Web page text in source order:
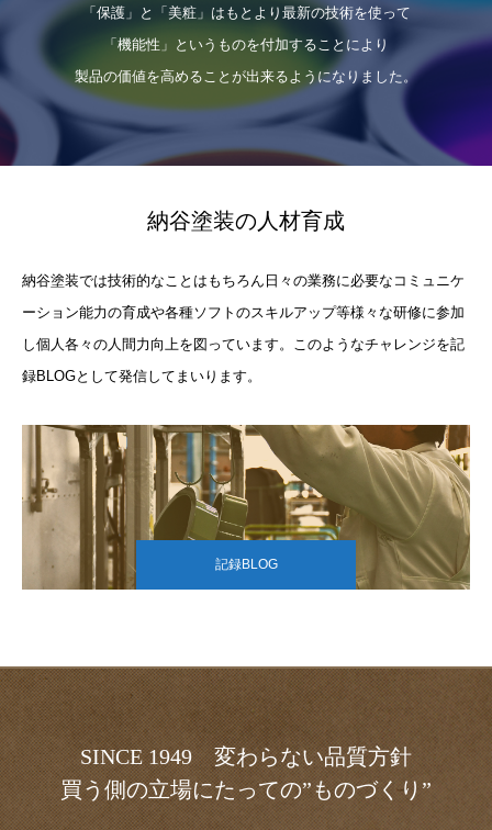
「保護」と「美粧」はもとより最新の技術を使って
「機能性」というものを付加することにより
製品の価値を高めることが出来るようになりました。
納谷塗装の人材育成
納谷塗装では技術的なことはもちろん日々の業務に必要なコミュニケ
ーション能力の育成や各種ソフトのスキルアップ等様々な研修に参加
し個人各々の人間力向上を図っています。このようなチャレンジを記
録BLOGとして発信してまいります。
記録BLOG
SINCE 1949 変わらない品質方針
買う側の立場にたっての”ものづくり”